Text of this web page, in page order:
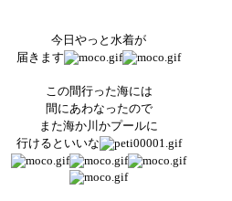
今日やっと水着が
届きます
この間行った海には
間にあわなったので
また海か川かプールに
行けるといいな